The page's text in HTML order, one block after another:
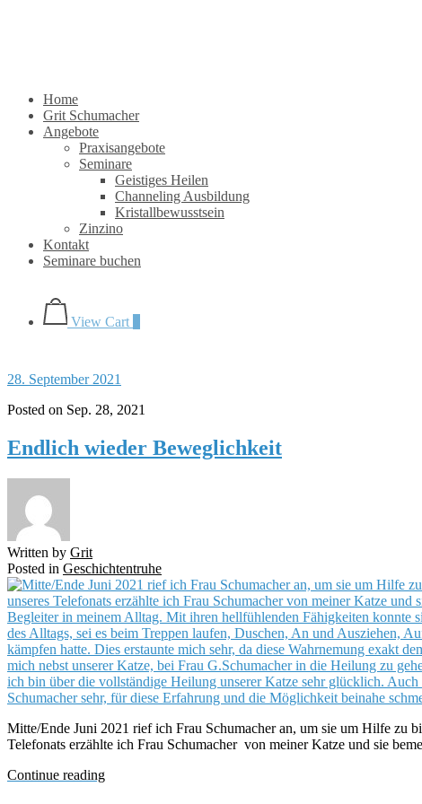
Home
Grit Schumacher
Angebote
Praxisangebote
Seminare
Geistiges Heilen
Channeling Ausbildung
Kristallbewusstsein
Zinzino
Kontakt
Seminare buchen
View
shoppingView Cart
Blog
28. September 2021
Posted on Sep. 28, 2021
Endlich wieder Beweglichkeit
Written by Grit
Posted in Geschichtentruhe
Mitte/Ende Juni 2021 rief ich Frau Schumacher an, um sie um Hilfe zu
Telefonats erzählte ich Frau Schumacher von meiner Katze und sie
Continue reading